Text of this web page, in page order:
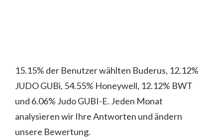
15.15% der Benutzer wählten Buderus, 12.12%
JUDO GUBi, 54.55% Honeywell, 12.12% BWT
und 6.06% Judo GUBI-E. Jeden Monat
analysieren wir Ihre Antworten und ändern
unsere Bewertung.